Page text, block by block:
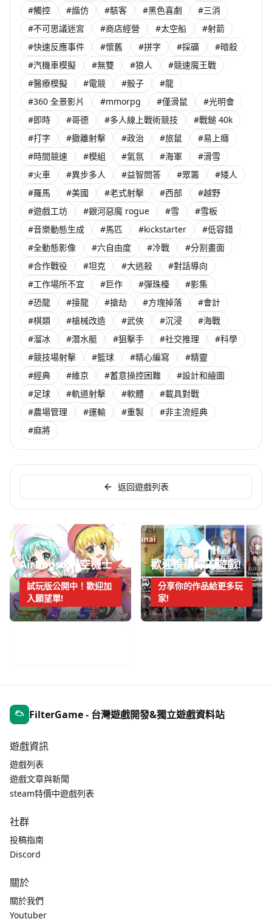
#觸控
#諧仿 #駭客 #黑色喜劇
#三消
#不可思議迷宮
#商店經營 #太空船
#射箭
#快速反應事件
#懷舊 #拼字 #採礦
#暗殺
#汽機車模擬
#無雙 #狼人
#競速魔王戰
#醫療模擬
#電競 #骰子
#龍
#360 全景影片
#mmorpg #僅滑鼠
#光明會
#即時
#哥德 #多人線上戰術競技
#戰鎚 40k
#打字
#撤離射擊 #政治 #旅鼠
#易上癮
#時間競速
#模組 #氣氛 #海軍
#滑雪
#火車
#異步多人 #益智問答 #眾籌
#矮人
#羅馬
#美國 #老式射擊 #西部
#越野
#遊戲工坊
#銀河惡魔 rogue #雪
#雪板
#音樂動態生成
#馬匹 #kickstarter
#低容錯
#全動態影像
#六自由度 #冷戰
#分割畫面
#合作戰役
#坦克 #大逃殺
#對話導向
#工作場所不宜
#巨作 #彈珠檯
#影集
#恐龍
#接龍 #搶劫 #方塊掉落
#會計
#棋類
#槍械改造 #武俠 #沉浸
#海戰
#溜冰
#潛水艇 #狙擊手 #社交推理
#科學
#競技場射擊
#籃球 #精心編寫
#精靈
#經典
#維京 #蓄意操控困難
#設計和繪圖
#足球
#軌道射擊 #軟體
#載具對戰
#農場管理
#運輸 #重製
#非主流經典
#麻將
返回遊戲列表
AirBoost:天空機士
試玩版公開中！歡迎加
入願望單!
歡迎投稿你的遊戲!
分享你的作品給更多玩
家!
FilterGame - 台灣遊戲開發&獨立遊戲資料站
遊戲資訊
遊戲列表
遊戲文章與新聞
steam特價中遊戲列表
社群
投稿指南
Discord
關於
關於我們
Youtuber